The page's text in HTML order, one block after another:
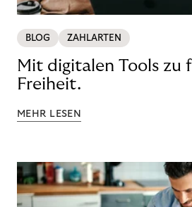
BLOG ZAHLARTEN
Mit digitalen Tools zu
Freiheit.
MEHR LESEN